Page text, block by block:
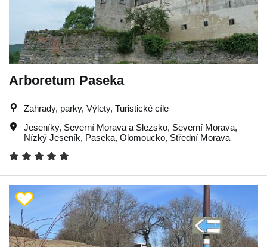
Arboretum Paseka
Zahrady, parky, Výlety, Turistické cíle
Jeseníky, Severní Morava a Slezsko, Severní Morava,
Nízký Jeseník, Paseka, Olomoucko, Střední Morava